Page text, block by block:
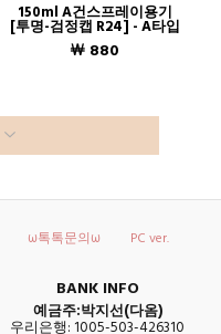
150ml A건스프레이용기
[투명-검정캡 R24] - A타입
￦ 880
ω톡톡문의ω PC ver.
BANK INFO
예금주:박지선(다옴)
우리은행: 1005-503-426310